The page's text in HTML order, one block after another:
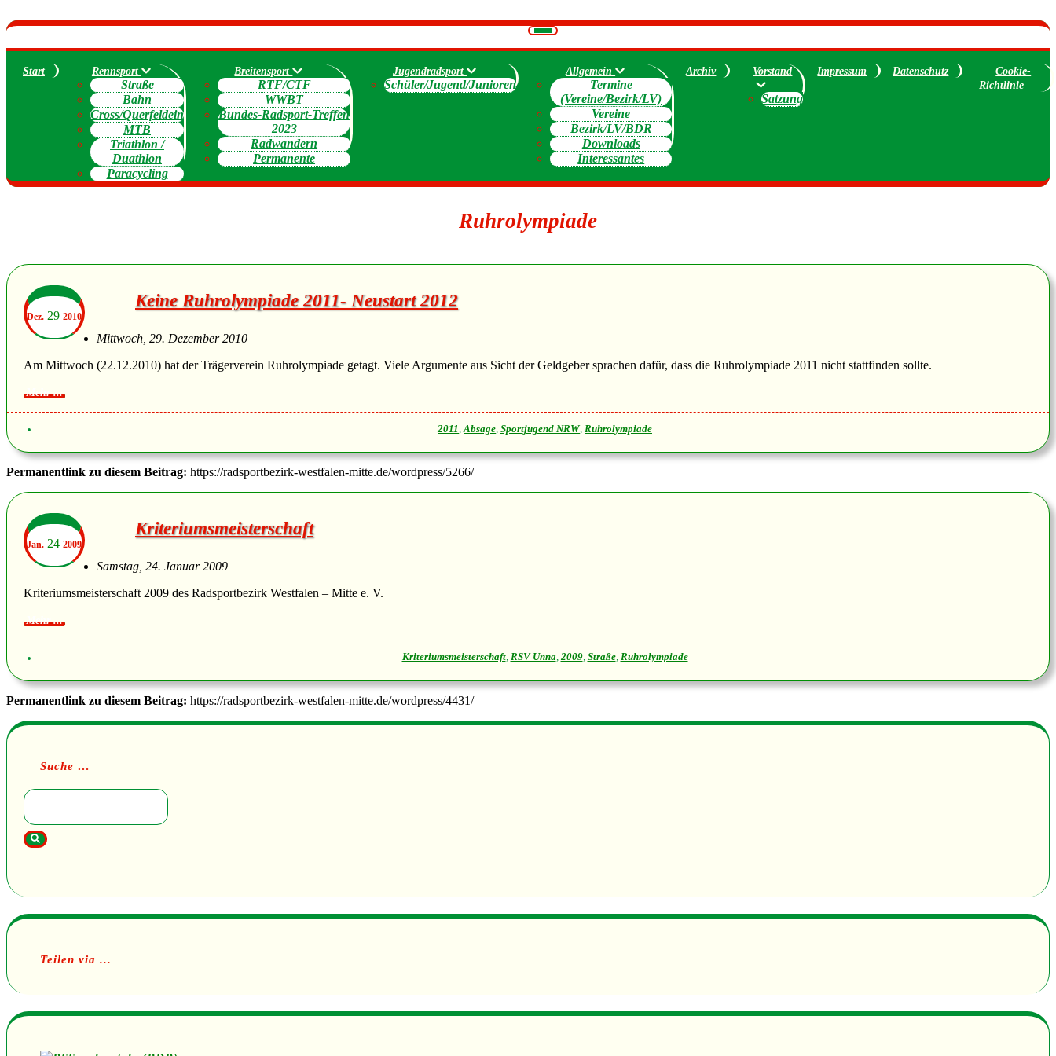
Navigation
umschalten
Start Rennsport
Straße
Bahn
Cross/Querfeldein
MTB
Triathlon /
Duathlon
Paracycling
Breitensport
RTF/CTF
WWBT
Bundes-Radsport-Treffen
2023
Radwandern
Permanente
Jugendradsport
Schüler/Jugend/Junioren
Allgemein
Termine
(Vereine/Bezirk/LV)
Vereine
Bezirk/LV/BDR
Downloads
Interessantes
Archiv Vorstand
Satzung
Impressum Datenschutz
Cookie-
Richtlinie
Ruhrolympiade
Dez. 29 2010
Keine Ruhrolympiade 2011- Neustart 2012
Mittwoch, 29. Dezember 2010
Am Mittwoch (22.12.2010) hat der Trägerverein Ruhrolympiade getagt. Viele Argumente aus Sicht der Geldgeber sprachen dafür, dass die Ruhrolympiade 2011 nicht stattfinden sollte.
2011 ,Absage, Sportjugend NRW, Ruhrolympiade
Permanentlink zu diesem Beitrag: https://radsportbezirk-westfalen-mitte.de/wordpress/5266/
Jan. 24 2009
Kriteriumsmeisterschaft
Samstag, 24. Januar 2009
Kriteriumsmeisterschaft 2009 des Radsportbezirk Westfalen – Mitte e. V.
Kriteriumsmeisterschaft, RSV Unna, 2009, Straße, Ruhrolympiade
Permanentlink zu diesem Beitrag: https://radsportbezirk-westfalen-mitte.de/wordpress/4431/
Suche …
Teilen via ...